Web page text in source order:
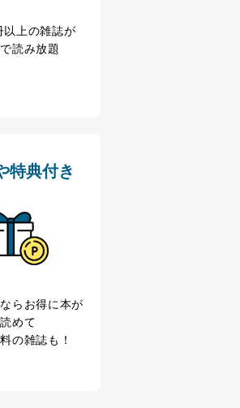
上の雑誌が
読み放題
特典付き
ら お得に本が
読めて
の雑誌も！